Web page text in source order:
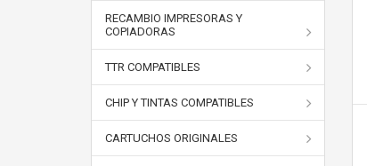
RECAMBIO IMPRESORAS Y
COPIADORAS
TTR COMPATIBLES
CHIP Y TINTAS COMPATIBLES
CARTUCHOS ORIGINALES